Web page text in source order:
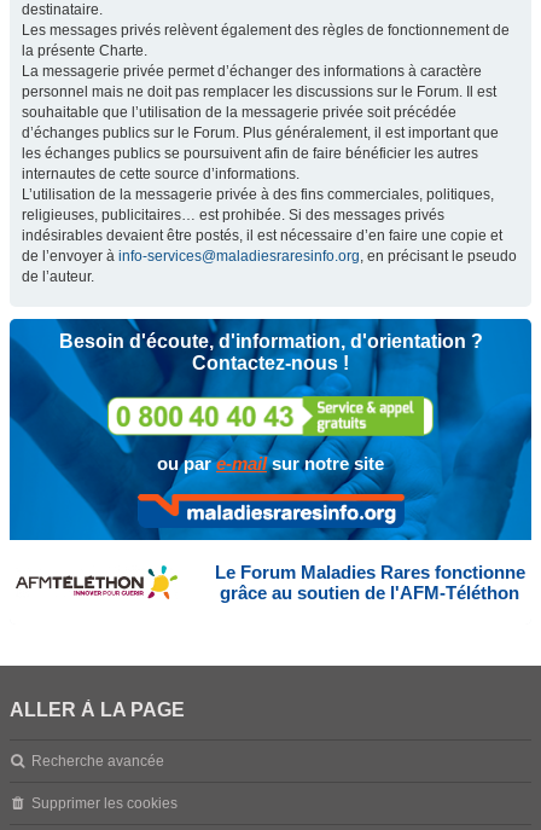
destinataire.
Les messages privés relèvent également des règles de fonctionnement de
la présente Charte.
La messagerie privée permet d’échanger des informations à caractère
personnel mais ne doit pas remplacer les discussions sur le Forum. Il est
souhaitable que l’utilisation de la messagerie privée soit précédée
d’échanges publics sur le Forum. Plus généralement, il est important que
les échanges publics se poursuivent afin de faire bénéficier les autres
internautes de cette source d’informations.
L’utilisation de la messagerie privée à des fins commerciales, politiques,
religieuses, publicitaires… est prohibée. Si des messages privés
indésirables devaient être postés, il est nécessaire d’en faire une copie et
de l’envoyer à info-services@maladiesraresinfo.org, en précisant le pseudo
de l’auteur.
Besoin d'écoute, d'information, d'orientation ?
Contactez-nous !
ou pare-mailsur notre site
Le Forum Maladies Rares fonctionne
grâce au soutien de l'AFM-Téléthon
ALLER À LA PAGE
Recherche avancée
Supprimer les cookies